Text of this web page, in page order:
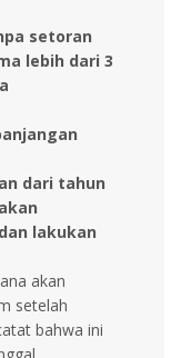
setoran
lebih dari 3
dari tahun
lakukan
akan
setelah
bahwa ini